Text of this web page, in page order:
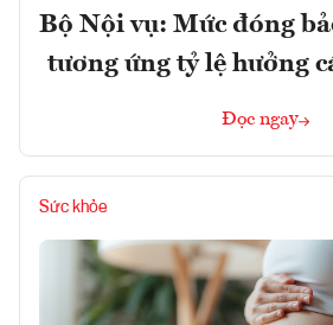
Bộ Nội vụ: Mức đóng
tương ứng tỷ lệ hưởng
Đọc ngay
Sức khỏe